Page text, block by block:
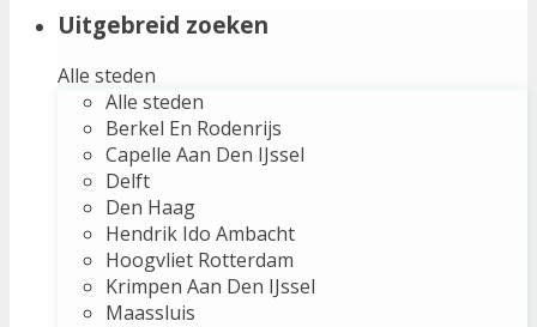
Uitgebreid zoeken
Alle steden
Alle steden
Berkel En Rodenrijs
Capelle Aan Den IJssel
Delft
Den Haag
Hendrik Ido Ambacht
Hoogvliet Rotterdam
Krimpen Aan Den IJssel
Maassluis